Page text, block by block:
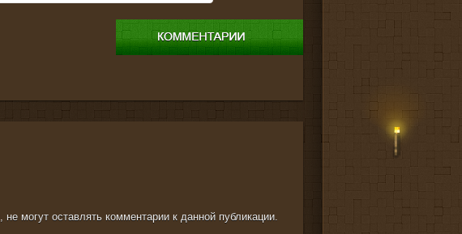
, не могут оставлять комментарии к данной публикации.